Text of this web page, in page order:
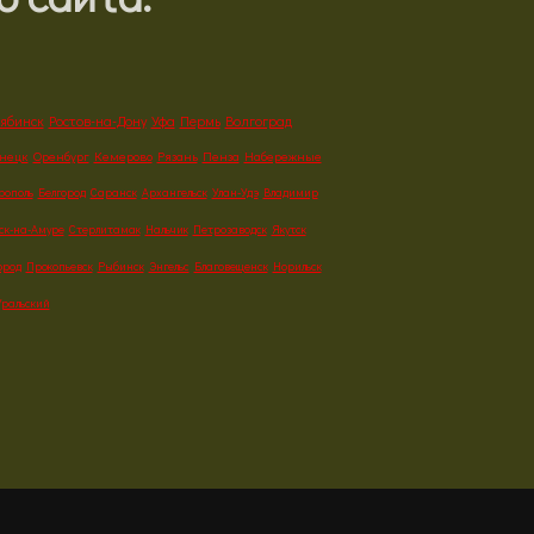
Ростов-на-Дону Уфа Пермь Волгоград
Оренбург Кемерово Рязань Пенза Набережные
Белгород Саранск Архангельск Улан-Удэ Владимир
на-Амуре Стерлитамак Нальчик Петрозаводск Якутск
Прокопьевск Рыбинск Энгельс Благовещенск Норильск